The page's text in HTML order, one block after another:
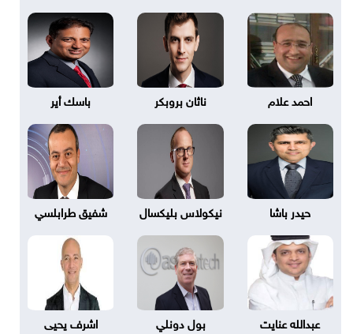
احمد علام ناثان بروبكر باسك أير
حيدر باشا نيكولاس بليكسال شفيق طرابلسي
عبدالله عنايت بول دونلي اشرف يحيى